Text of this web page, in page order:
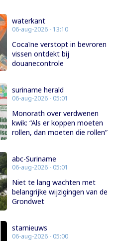
waterkant
06-aug-2026 - 13:10
Cocaïne verstopt in bevroren
vissen ontdekt bij
douanecontrole
suriname herald
06-aug-2026 - 05:01
Monorath over verdwenen
kwik: “Als er koppen moeten
rollen, dan moeten die rollen”
abc-Suriname
06-aug-2026 - 05:01
Niet te lang wachten met
belangrijke wijzigingen van de
Grondwet
starnieuws
06-aug-2026 - 05:00